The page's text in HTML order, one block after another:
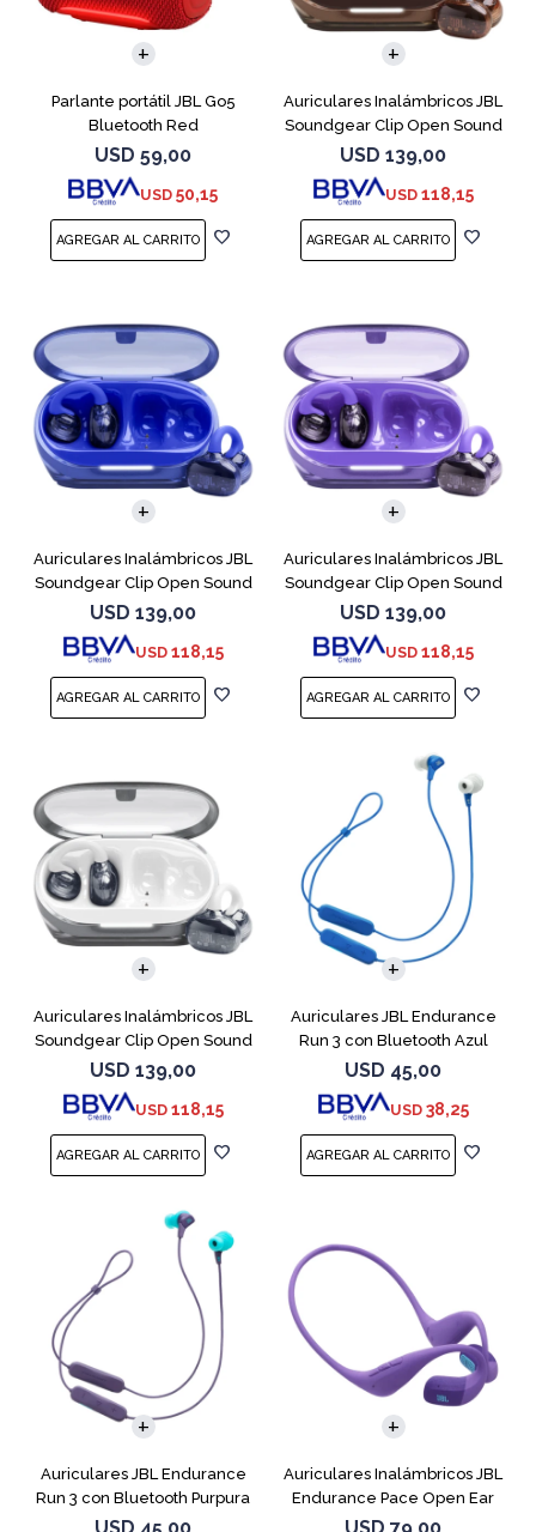
Parlante portátil JBL Go5
Bluetooth Red
USD 59,00
USD 50,15
Auriculares Inalámbricos JBL
Soundgear Clip Open Sound
Cobre
USD 139,00
USD 118,15
Auriculares Inalámbricos JBL
Soundgear Clip Open Sound
Azul
USD 139,00
USD 118,15
Auriculares Inalámbricos JBL
Soundgear Clip Open Sound
Purpl
USD 139,00
USD 118,15
Auriculares Inalámbricos JBL
Soundgear Clip Open Sound
Blanc
USD 139,00
USD 118,15
Auriculares JBL Endurance
Run 3 con Bluetooth Azul
USD 45,00
USD 38,25
Auriculares JBL Endurance
Run 3 con Bluetooth Purpura
Auriculares Inalámbricos JBL
Endurance Pace Open Ear
Purpura